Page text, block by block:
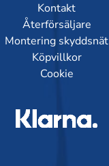
Kontakt
Återförsäljare
Montering skyddsnät
Köpvillkor
Cookie